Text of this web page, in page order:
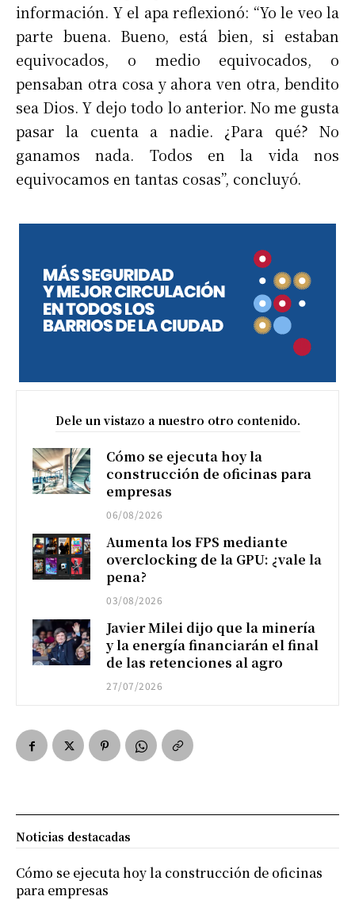
información. Y el apa reflexionó: “Yo le veo la
parte buena. Bueno, está bien, si estaban
equivocados, o medio equivocados, o
pensaban otra cosa y ahora ven otra, bendito
sea Dios. Y dejo todo lo anterior. No me gusta
pasar la cuenta a nadie. ¿Para qué? No
ganamos nada. Todos en la vida nos
equivocamos en tantas cosas”, concluyó.
Dele un vistazo a nuestro otro contenido.
Cómo se ejecuta hoy la
construcción de oficinas para
empresas
06/08/2026
Aumenta los FPS mediante
overclocking de la GPU: ¿vale la
pena?
03/08/2026
Javier Milei dijo que la minería
y la energía financiarán el final
de las retenciones al agro
27/07/2026
Noticias destacadas
Cómo se ejecuta hoy la construcción de oficinas
para empresas